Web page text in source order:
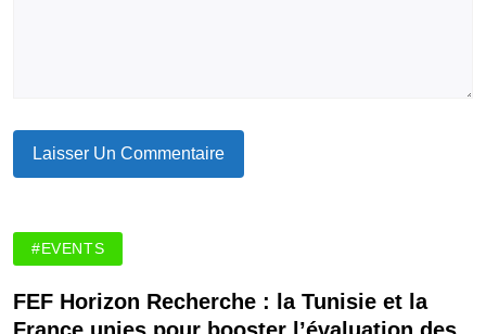
#EVENTS
FEF Horizon Recherche : la Tunisie et la